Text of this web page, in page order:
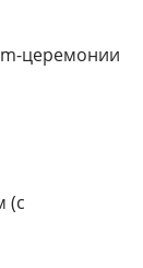
церемонии
(с